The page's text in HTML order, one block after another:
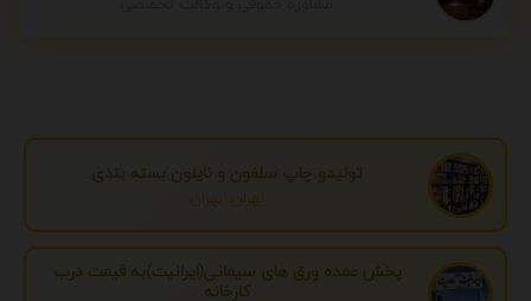
تولیدو چاپ سلفون و نایلون بسته بندی
تهران، تهران
پخش عمده ورق های سیمانی(ایرانیت)به قیمت درب
کارخانه